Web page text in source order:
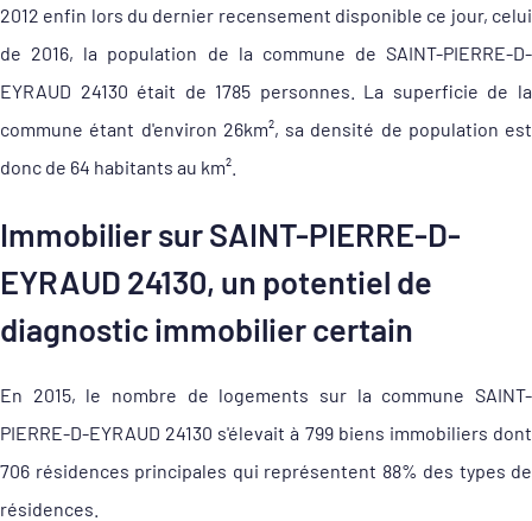
2012 enfin lors du dernier recensement disponible ce jour, celui
de 2016, la population de la commune de SAINT-PIERRE-D-
EYRAUD 24130 était de 1785 personnes. La superficie de la
commune étant d'environ 26km², sa densité de population est
donc de 64 habitants au km².
Immobilier sur SAINT-PIERRE-D-
EYRAUD 24130, un potentiel de
diagnostic immobilier certain
En 2015, le nombre de logements sur la commune SAINT-
PIERRE-D-EYRAUD 24130 s'élevait à 799 biens immobiliers dont
706 résidences principales qui représentent 88% des types de
résidences.